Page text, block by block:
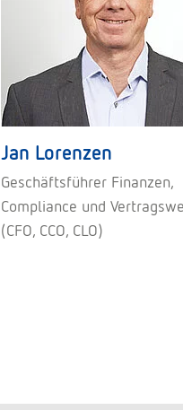
Jan Lorenzen
Geschäftsführer Finanzen,
Compliance und
(CFO, CCO, CLO)